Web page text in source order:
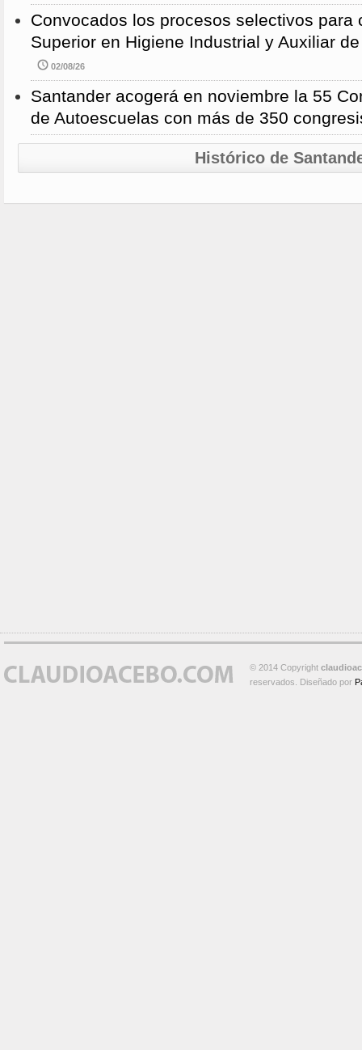
Convocados los procesos selectivos para
Superior en Higiene Industrial y Auxiliar
02/08/26
Santander acogerá en noviembre la 55
de Autoescuelas con más de 350
Histórico de
© 2014 Copyright
reservados. Diseñado por